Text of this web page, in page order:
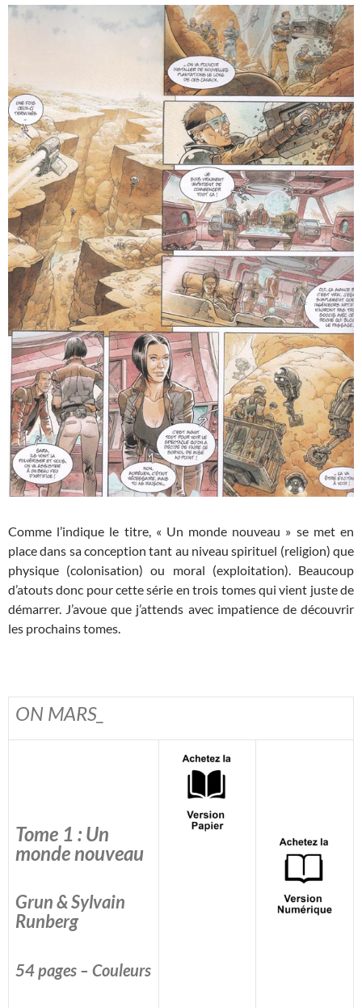
Comme l’indique le titre, « Un monde nouveau » se met en
place dans sa conception tant au niveau spirituel (religion) que
physique (colonisation) ou moral (exploitation). Beaucoup
d’atouts donc pour cette série en trois tomes qui vient juste de
démarrer. J’avoue que j’attends avec impatience de découvrir
les prochains tomes.
ON MARS_
Tome 1 : Un
monde nouveau
Grun & Sylvain
Runberg
54 pages – Couleurs